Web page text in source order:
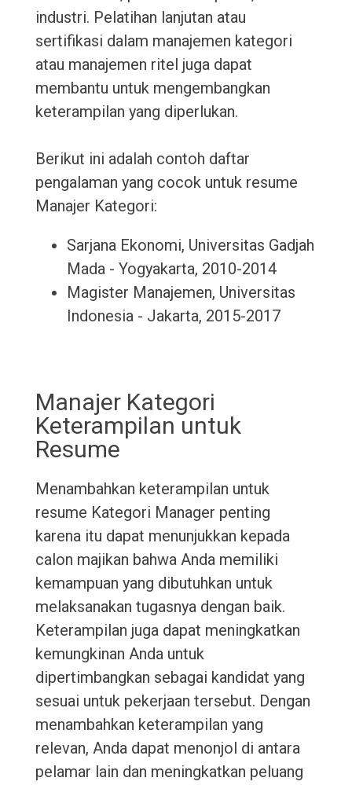
industri. Pelatihan lanjutan atau
sertifikasi dalam manajemen kategori
atau manajemen ritel juga dapat
membantu untuk mengembangkan
keterampilan yang diperlukan.
Berikut ini adalah contoh daftar
pengalaman yang cocok untuk resume
Manajer Kategori:
Sarjana Ekonomi, Universitas Gadjah
Mada - Yogyakarta, 2010-2014
Magister Manajemen, Universitas
Indonesia - Jakarta, 2015-2017
Manajer Kategori
Keterampilan untuk
Resume
Menambahkan keterampilan untuk
resume Kategori Manager penting
karena itu dapat menunjukkan kepada
calon majikan bahwa Anda memiliki
kemampuan yang dibutuhkan untuk
melaksanakan tugasnya dengan baik.
Keterampilan juga dapat meningkatkan
kemungkinan Anda untuk
dipertimbangkan sebagai kandidat yang
sesuai untuk pekerjaan tersebut. Dengan
menambahkan keterampilan yang
relevan, Anda dapat menonjol di antara
pelamar lain dan meningkatkan peluang